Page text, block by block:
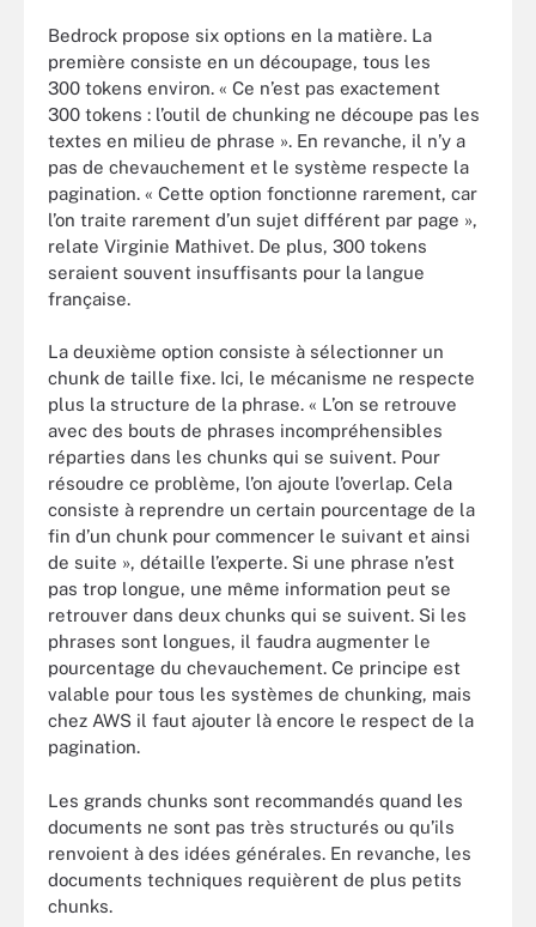
Bedrock propose six options en la matière. La
première consiste en un découpage, tous les
300 tokens environ. « Ce n’est pas exactement
300 tokens : l’outil de chunking ne découpe pas les
textes en milieu de phrase ». En revanche, il n’y a
pas de chevauchement et le système respecte la
pagination. « Cette option fonctionne rarement, car
l’on traite rarement d’un sujet différent par page »,
relate Virginie Mathivet. De plus, 300 tokens
seraient souvent insuffisants pour la langue
française.
La deuxième option consiste à sélectionner un
chunk de taille fixe. Ici, le mécanisme ne respecte
plus la structure de la phrase. « L’on se retrouve
avec des bouts de phrases incompréhensibles
réparties dans les chunks qui se suivent. Pour
résoudre ce problème, l’on ajoute l’overlap. Cela
consiste à reprendre un certain pourcentage de la
fin d’un chunk pour commencer le suivant et ainsi
de suite », détaille l’experte. Si une phrase n’est
pas trop longue, une même information peut se
retrouver dans deux chunks qui se suivent. Si les
phrases sont longues, il faudra augmenter le
pourcentage du chevauchement. Ce principe est
valable pour tous les systèmes de chunking, mais
chez AWS il faut ajouter là encore le respect de la
pagination.
Les grands chunks sont recommandés quand les
documents ne sont pas très structurés ou qu’ils
renvoient à des idées générales. En revanche, les
documents techniques requièrent de plus petits
chunks.